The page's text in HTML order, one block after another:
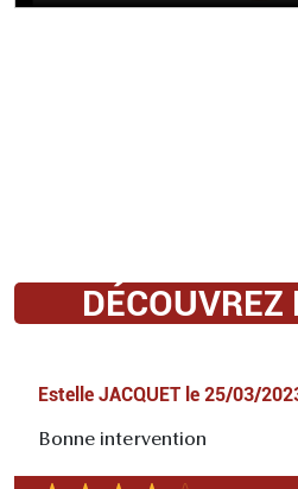
Estelle JACQUET le 25/03/
Bonne intervention